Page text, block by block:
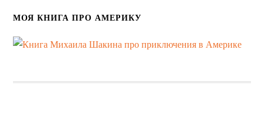
МОЯ КНИГА ПРО АМЕРИКУ